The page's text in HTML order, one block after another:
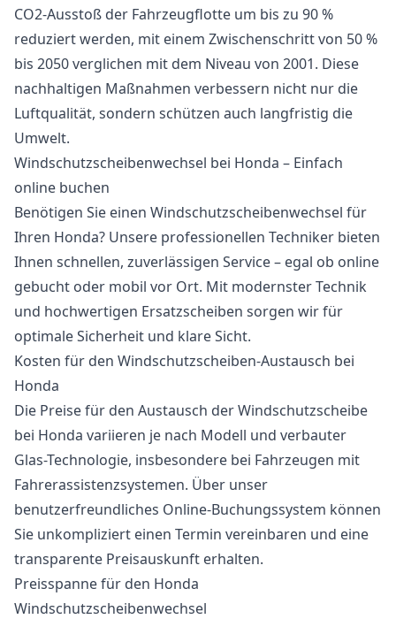
CO2-Ausstoß der Fahrzeugflotte um bis zu 90 %
reduziert werden, mit einem Zwischenschritt von 50 %
bis 2050 verglichen mit dem Niveau von 2001. Diese
nachhaltigen Maßnahmen verbessern nicht nur die
Luftqualität, sondern schützen auch langfristig die
Umwelt.
Windschutzscheibenwechsel bei Honda – Einfach
online buchen
Benötigen Sie einen Windschutzscheibenwechsel für
Ihren Honda? Unsere professionellen Techniker bieten
Ihnen schnellen, zuverlässigen Service – egal ob online
gebucht oder mobil vor Ort. Mit modernster Technik
und hochwertigen Ersatzscheiben sorgen wir für
optimale Sicherheit und klare Sicht.
Kosten für den Windschutzscheiben-Austausch bei
Honda
Die Preise für den Austausch der Windschutzscheibe
bei Honda variieren je nach Modell und verbauter
Glas-Technologie, insbesondere bei Fahrzeugen mit
Fahrerassistenzsystemen. Über unser
benutzerfreundliches Online-Buchungssystem können
Sie unkompliziert einen Termin vereinbaren und eine
transparente Preisauskunft erhalten.
Preisspanne für den Honda
Windschutzscheibenwechsel